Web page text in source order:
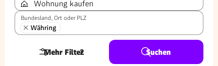
Bundesland, Ort oder PLZ
Währing
Mehr Filter
2 Suchen